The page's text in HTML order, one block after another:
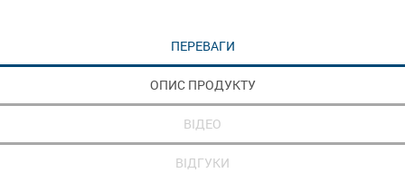
ПЕРЕВАГИ
ОПИС ПРОДУКТУ
ВІДЕО
ВІДГУКИ